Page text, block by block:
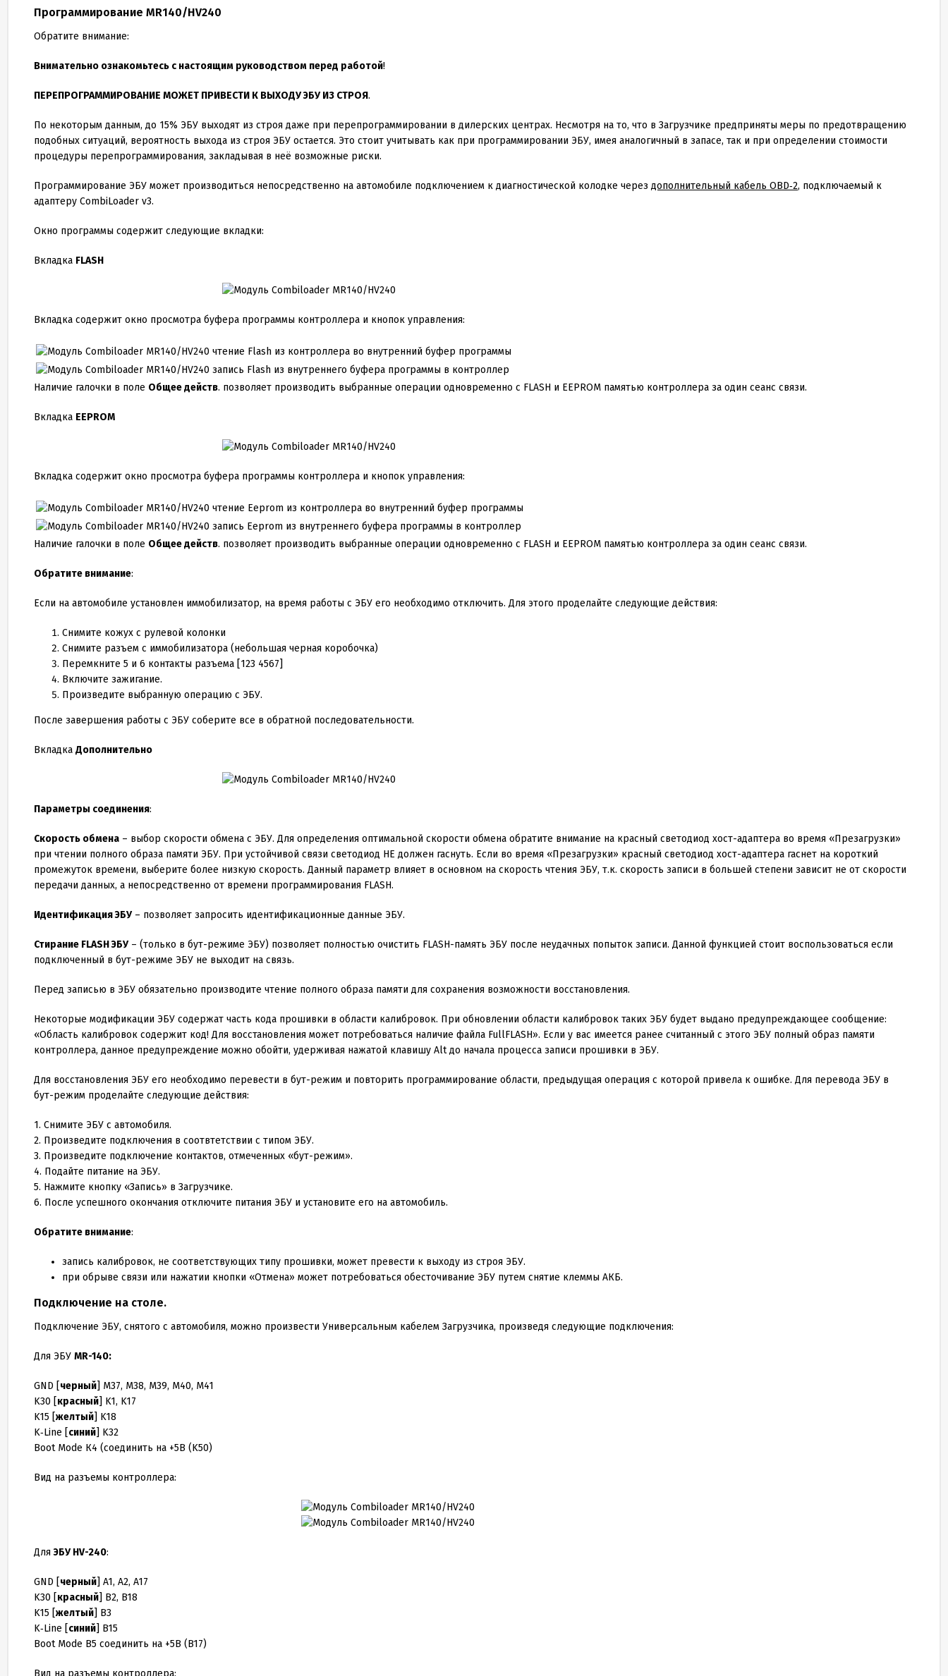
Программирование MR140/HV240
Обратите внимание:
Внимательно ознакомьтесь с настоящим руководством перед работой!
ПЕРЕПРОГРАММИРОВАНИЕ МОЖЕТ ПРИВЕСТИ К ВЫХОДУ ЭБУ ИЗ СТРОЯ.
По некоторым данным, до 15% ЭБУ выходят из строя даже при перепрограммировании в дилерских центрах. Несмотря на то, что в Загрузчике предприняты меры по предотвращению
подобных ситуаций, вероятность выхода из строя ЭБУ остается. Это стоит учитывать как при программировании ЭБУ, имея аналогичный в запасе, так и при определении стоимости
процедуры перепрограммирования, закладывая в неё возможные риски.
Программирование ЭБУ может производиться непосредственно на автомобиле подключением к диагностической колодке через дополнительный кабель OBD‑2, подключаемый к
адаптеру CombiLoader v3.
Окно программы содержит следующие вкладки:
Вкладка FLASH
Вкладка содержит окно просмотра буфера программы контроллера и кнопок управления:
чтение Flash из контроллера во внутренний буфер программы
запись Flash из внутреннего буфера программы в контроллер
Наличие галочки в поле Общее действ. позволяет производить выбранные операции одновременно с FLASH и EEPROM памятью контроллера за один сеанс связи.
Вкладка EEPROM
Вкладка содержит окно просмотра буфера программы контроллера и кнопок управления:
чтение Eeprom из контроллера во внутренний буфер программы
запись Eeprom из внутреннего буфера программы в контроллер
Наличие галочки в поле Общее действ. позволяет производить выбранные операции одновременно с FLASH и EEPROM памятью контроллера за один сеанс связи.
Обратите внимание:
Если на автомобиле установлен иммобилизатор, на время работы с ЭБУ его необходимо отключить. Для этого проделайте следующие действия:
Снимите кожух с рулевой колонки
Снимите разъем с иммобилизатора (небольшая черная коробочка)
Перемкните 5 и 6 контакты разъема [123 4567]
Включите зажигание.
Произведите выбранную операцию с ЭБУ.
После завершения работы с ЭБУ соберите все в обратной последовательности.
Вкладка Дополнительно
Параметры соединения:
Скорость обмена – выбор скорости обмена с ЭБУ. Для определения оптимальной скорости обмена обратите внимание на красный светодиод хост-адаптера во время «Презагрузки»
при чтении полного образа памяти ЭБУ. При устойчивой связи светодиод НЕ должен гаснуть. Если во время «Презагрузки» красный светодиод хост-адаптера гаснет на короткий
промежуток времени, выберите более низкую скорость. Данный параметр влияет в основном на скорость чтения ЭБУ, т.к. скорость записи в большей степени зависит не от скорости
передачи данных, а непосредственно от времени программирования FLASH.
Идентификация ЭБУ– позволяет запросить идентификационные данные ЭБУ.
Стирание FLASH ЭБУ– (только в бут-режиме ЭБУ) позволяет полностью очистить FLASH-память ЭБУ после неудачных попыток записи. Данной функцией стоит воспользоваться если
подключенный в бут-режиме ЭБУ не выходит на связь.
Перед записью в ЭБУ обязательно производите чтение полного образа памяти для сохранения возможности восстановления.
Некоторые модификации ЭБУ содержат часть кода прошивки в области калибровок. При обновлении области калибровок таких ЭБУ будет выдано предупреждающее сообщение:
«Область калибровок содержит код! Для восстановления может потребоваться наличие файла FullFLASH». Если у вас имеется ранее считанный с этого ЭБУ полный образ памяти
контроллера, данное предупреждение можно обойти, удерживая нажатой клавишу Altдо начала процесса записи прошивки в ЭБУ.
Для восстановления ЭБУ его необходимо перевести в бут-режим и повторить программирование области, предыдущая операция с которой привела к ошибке. Для перевода ЭБУ в
бут-режим проделайте следующие действия:
1. Снимите ЭБУ с автомобиля.
2. Произведите подключения в соотвтетствии с типом ЭБУ.
3. Произведите подключение контактов, отмеченных «бут-режим».
4. Подайте питание на ЭБУ.
5. Нажмите кнопку «Запись» в Загрузчике.
6. После успешного окончания отключите питания ЭБУ и установите его на автомобиль.
Обратите внимание:
запись калибровок, не соответствующих типу прошивки, может превести к выходу из строя ЭБУ.
при обрыве связи или нажатии кнопки «Отмена» может потребоваться обесточивание ЭБУ путем снятие клеммы АКБ.
Подключение на столе.
Подключение ЭБУ, снятого с автомобиля, можно произвести Универсальным кабелем Загрузчика, произведя следующие подключения:
Для ЭБУ MR-140:
GND [черный] M37, M38, M39, M40, M41
K30 [красный] K1, K17
K15 [желтый] K18
K‑Line [синий] K32
Boot Mode К4 (соединить на +5В (K50)
Вид на разъемы контроллера:
ДляЭБУ HV-240:
GND [черный] A1, A2, A17
K30 [красный] B2, B18
K15 [желтый] B3
K‑Line [синий] B15
Boot Mode B5 соединить на +5В (B17)
Вид на разъемы контроллера: